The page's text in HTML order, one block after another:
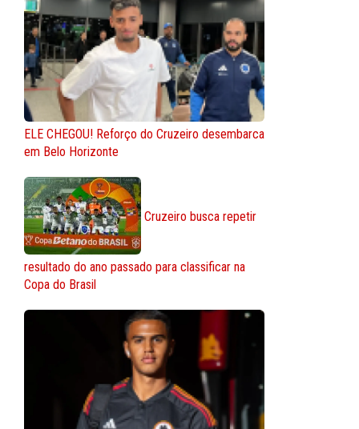
ELE CHEGOU! Reforço do Cruzeiro desembarca
em Belo Horizonte
Cruzeiro busca repetir
resultado do ano passado para classificar na
Copa do Brasil